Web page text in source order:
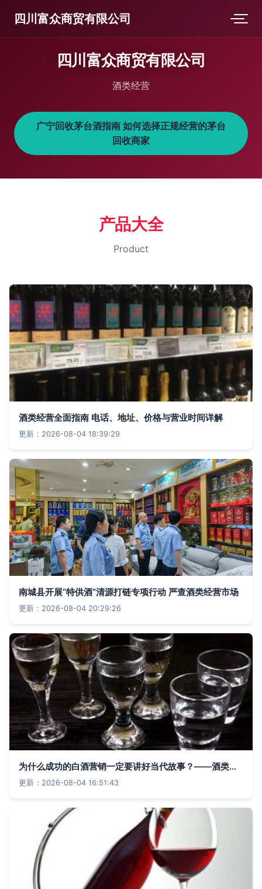
四川富众商贸有限公司
四川富众商贸有限公司
酒类经营
广宁回收茅台酒指南 如何选择正规经营的茅台
回收商家
产品大全
Product
酒类经营全面指南 电话、地址、价格与营业时间详解
更新：2026-08-04 18:39:29
南城县开展“特供酒”清源打链专项行动 严查酒类经营市场
更新：2026-08-04 20:29:26
为什么成功的白酒营销一定要讲好当代故事？——酒类经营的流量新法则
更新：2026-08-04 16:51:43